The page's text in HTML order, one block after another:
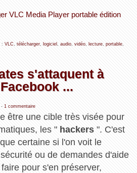
VLC Media Player portable édition
: VLC télécharger, logiciel audio, vidéo, lecture, portable,
s'attaquent à
...
1 commentaire
être une cible très visée pour
les " hackers ". C'est
certaine si l'on voit le
ou de demandes d'aide
pour s'en préserver,